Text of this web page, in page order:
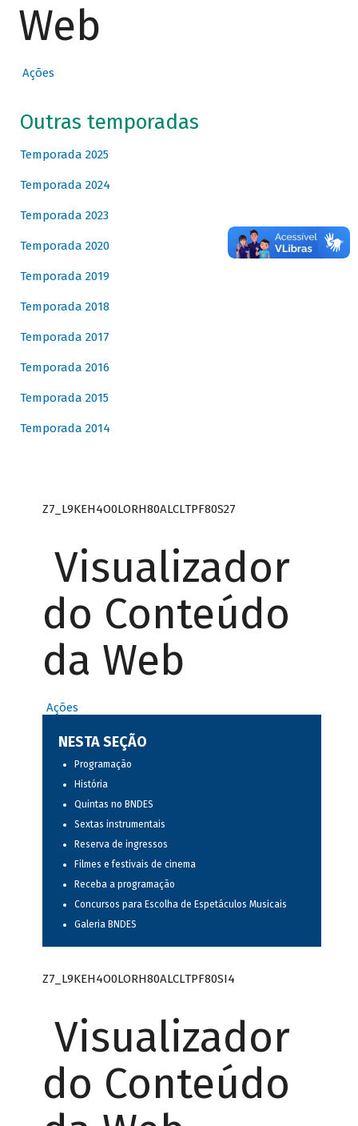
Web
Ações
Outras temporadas
Temporada 2025
Temporada 2024
Temporada 2023
Temporada 2020
Temporada 2019
Temporada 2018
Temporada 2017
Temporada 2016
Temporada 2015
Temporada 2014
Z7_L9KEH4O0LORH80ALCLTPF80S27
Visualizador
do Conteúdo
da Web
Ações
NESTA SEÇÃO
Programação
História
Quintas no BNDES
Sextas instrumentais
Reserva de ingressos
Filmes e festivais de cinema
Receba a programação
Concursos para Escolha de Espetáculos Musicais
Galeria BNDES
Z7_L9KEH4O0LORH80ALCLTPF80SI4
Visualizador
do Conteúdo